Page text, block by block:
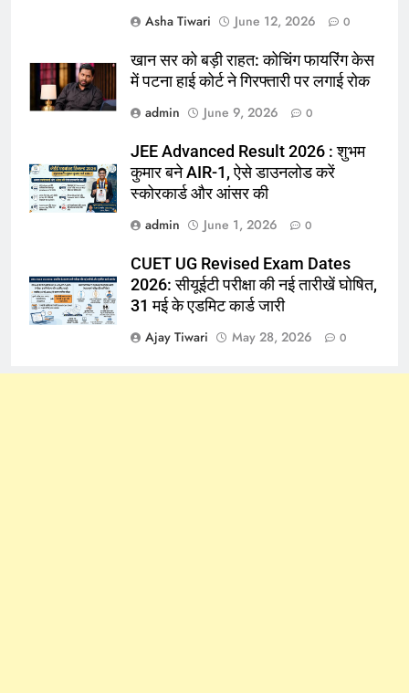
Asha Tiwari
June 12, 2026 0
खान सर को बड़ी राहत: कोचिंग फायरिंग केस
में पटना हाई कोर्ट ने गिरफ्तारी पर लगाई रोक
admin
June 9, 2026 0
JEE Advanced Result 2026 : शुभम
कुमार बने AIR-1, ऐसे डाउनलोड करें
स्कोरकार्ड और आंसर की
admin
June 1, 2026 0
CUET UG Revised Exam Dates
2026: सीयूईटी परीक्षा की नई तारीखें घोषित,
31 मई के एडमिट कार्ड जारी
Ajay Tiwari
May 28, 2026 0